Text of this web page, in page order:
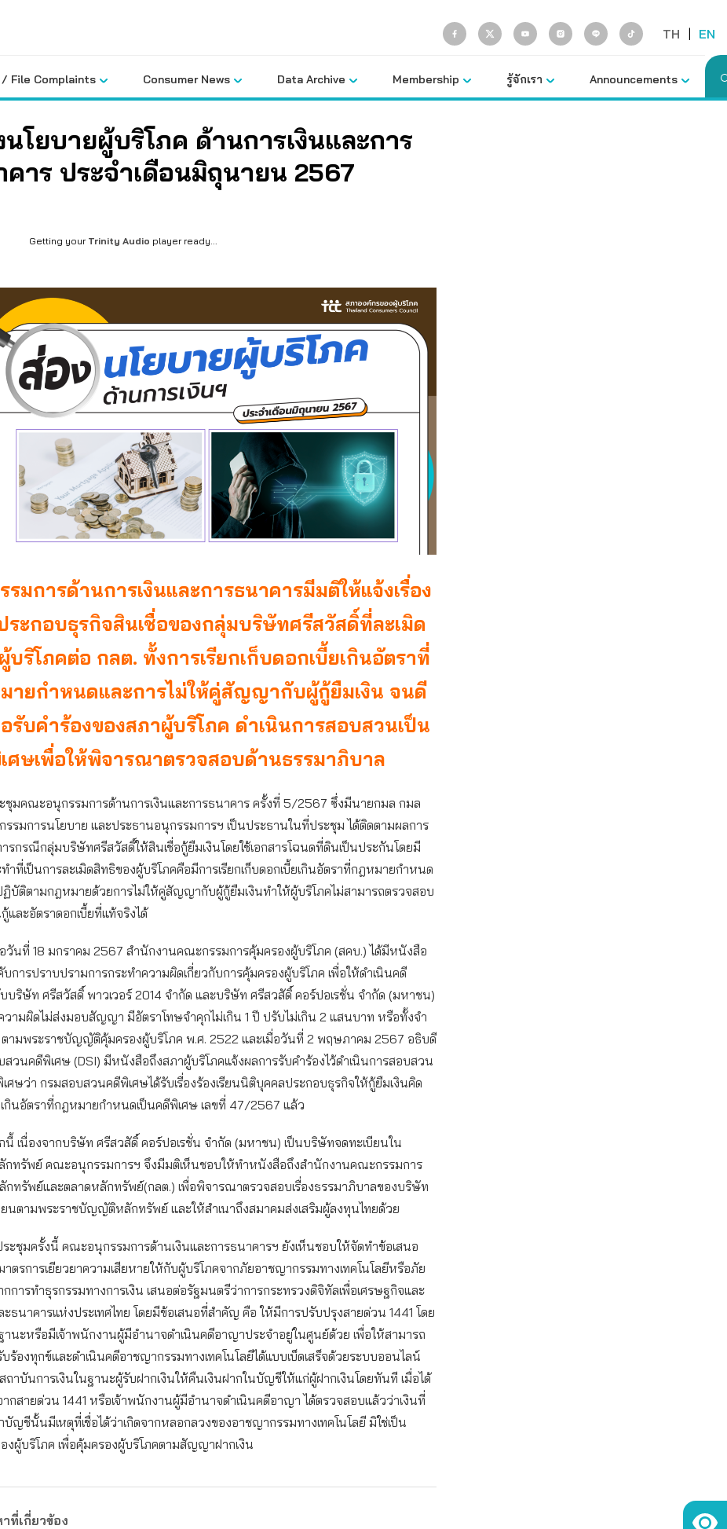
TH | EN
File Complaints Consumer News Data Archive Membership รู้จักเรา Announcements
นโยบายผู้บริโภค ด้านการเงินและการ
คาร ประจำเดือนมิถุนายน 2567
Getting your Trinity Audio player ready...
รมการด้านการเงินและการธนาคารมีมติให้แจ้งเรื่อง
ระกอบธุรกิจสินเชื่อของกลุ่มบริษัทศรีสวัสดิ์ที่ละเมิด
บริโภคต่อ กลต. ทั้งการเรียกเก็บดอกเบี้ยเกินอัตราที่
ายกำหนดและการไม่ให้คู่สัญญากับผู้กู้ยืมเงิน จนดี
อรับคำร้องของสภาผู้บริโภค ดำเนินการสอบสวนเป็น
ศษเพื่อให้พิจารณาตรวจสอบด้านธรรมาภิบาล
ชุมคณะอนุกรรมการด้านการเงินและการธนาคาร ครั้งที่ 5/2567 ซึ่งมีนายกมล กมล
รรมการนโยบาย และประธานอนุกรรมการฯ เป็นประธานในที่ประชุม ได้ติดตามผลการ
รกรณีกลุ่มบริษัทศรีสวัสดิ์ให้สินเชื่อกู้ยืมเงินโดยใช้เอกสารโฉนดที่ดินเป็นประกันโดยมี
ำที่เป็นการละเมิดสิทธิของผู้บริโภคคือมีการเรียกเก็บดอกเบี้ยเกินอัตราที่กฎหมายกำหนด
ฏิบัติตามกฎหมายด้วยการไม่ให้คู่สัญญากับผู้กู้ยืมเงินทำให้ผู้บริโภคไม่สามารถตรวจสอบ
และอัตราดอกเบี้ยที่แท้จริงได้
วันที่ 18 มกราคม 2567 สำนักงานคณะกรรมการคุ้มครองผู้บริโภค (สคบ.) ได้มีหนังสือ
การปราบปรามการกระทำความผิดเกี่ยวกับการคุ้มครองผู้บริโภค เพื่อให้ดำเนินคดี
บริษัท ศรีสวัสดิ์ พาวเวอร์ 2014 จำกัด และบริษัท ศรีสวสัดิ์ คอร์ปอเรชั่น จำกัด (มหาชน)
วามผิดไม่ส่งมอบสัญญา มีอัตราโทษจำคุกไม่เกิน 1 ปี ปรับไม่เกิน 2 แสนบาท หรือทั้งจำ
ามพระราชบัญญัติคุ้มครองผู้บริโภค พ.ศ. 2522 และเมื่อวันที่ 2 พฤษภาคม 2567 อธิบดี
สวนคดีพิเศษ (DSI) มีหนังสือถึงสภาผู้บริโภคแจ้งผลการรับคำร้องไว้ดำเนินการสอบสวน
ศษว่า กรมสอบสวนคดีพิเศษได้รับเรื่องร้องเรียนนิติบุคคลประกอบธุรกิจให้กู้ยืมเงินคิด
เกินอัตราที่กฎหมายกำหนดเป็นคดีพิเศษ เลขที่ 47/2567 แล้ว
นี้ เนื่องจากบริษัท ศรีสวสัดิ์ คอร์ปอเรชั่น จำกัด (มหาชน) เป็นบริษัทจดทะเบียนใน
กทรัพย์ คณะอนุกรรมการฯ จึงมีมติเห็นชอบให้ทำหนังสือถึงสำนักงานคณะกรรมการ
กทรัพย์และตลาดหลักทรัพย์(กลต.) เพื่อพิจารณาตรวจสอบเรื่องธรรมาภิบาลของบริษัท
ยนตามพระราชบัญญัติหลักทรัพย์ และให้สำเนาถึงสมาคมส่งเสริมผู้ลงทุนไทยด้วย
ระชุมครั้งนี้ คณะอนุกรรมการด้านเงินและการธนาคารฯ ยังเห็นชอบให้จัดทำข้อเสนอ
ตรการเยียวยาความเสียหายให้กับผู้บริโภคจากภัยอาชญากรรมทางเทคโนโลยีหรือภัย
การทำธุรกรรมทางการเงิน เสนอต่อรัฐมนตรีว่าการกระทรวงดิจิทัลเพื่อเศรษฐกิจและ
ธนาคารแห่งประเทศไทย โดยมีข้อเสนอที่สำคัญ คือ ให้มีการปรับปรุงสายด่วน 1441 โดย
านะหรือมีเจ้าพนักงานผู้มีอำนาจดำเนินคดีอาญาประจำอยู่ในศูนย์ด้วย เพื่อให้สามารถ
บร้องทุกข์และดำเนินคดีอาชญากรรมทางเทคโนโลยีได้แบบเบ็ดเสร็จด้วยระบบออนไลน์
ถาบันการเงินในฐานะผู้รับฝากเงินให้คืนเงินฝากในบัญชีให้แก่ผู้ฝากเงินโดยทันที เมื่อได้
ากสายด่วน 1441 หรือเจ้าพนักงานผู้มีอำนาจดำเนินคดีอาญา ได้ตรวจสอบแล้วว่าเงินที่
ญชีนั้นมีเหตุที่เชื่อได้ว่าเกิดจากหลอกลวงของอาชญากรรมทางเทคโนโลยี มิใช่เป็น
งผู้บริโภค เพื่อคุ้มครองผู้บริโภคตามสัญญาฝากเงิน
ที่เกี่ยวข้อง